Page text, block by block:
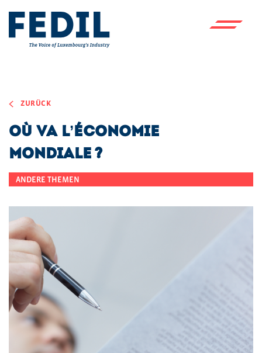
ZURÜCK
Où va l’économie
mondiale ?
ANDERE THEMEN